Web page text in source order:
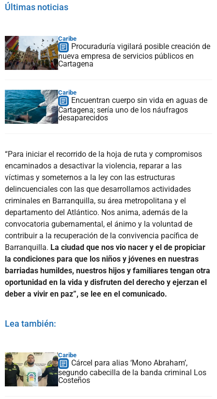
Últimas noticias
Caribe
Procuraduría vigilará posible creación de
nueva empresa de servicios públicos en
Cartagena
Caribe
Encuentran cuerpo sin vida en aguas de
Cartagena; sería uno de los náufragos
desaparecidos
“Para iniciar el recorrido de la hoja de ruta y compromisos
encaminados a desactivar la violencia, reparar a las
víctimas y someternos a la ley con las estructuras
delincuenciales con las que desarrollamos actividades
criminales en Barranquilla, su área metropolitana y el
departamento del Atlántico. Nos anima, además de la
convocatoria gubernamental, el ánimo y la voluntad de
contribuir a la recuperación de la convivencia pacífica de
Barranquilla. La ciudad que nos vio nacer y el de propiciar
la condiciones para que los niños y jóvenes en nuestras
barriadas humildes, nuestros hijos y familiares tengan otra
oportunidad en la vida y disfruten del derecho y ejerzan el
deber a vivir en paz”, se lee en el comunicado.
Lea también:
Caribe
Cárcel para alias ‘Mono Abraham’,
segundo cabecilla de la banda criminal Los
Costeños